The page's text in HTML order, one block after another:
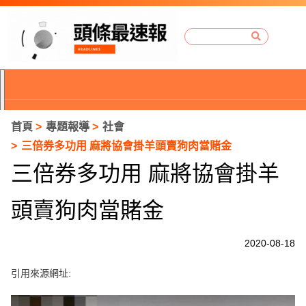
首頁 專題報導
社會
三倍券多功用 麻將協會掛羊頭賣狗肉當賭金
三倍券多功用 麻將協會掛羊
頭賣狗肉當賭金
2020-08-18
引用來源網址: